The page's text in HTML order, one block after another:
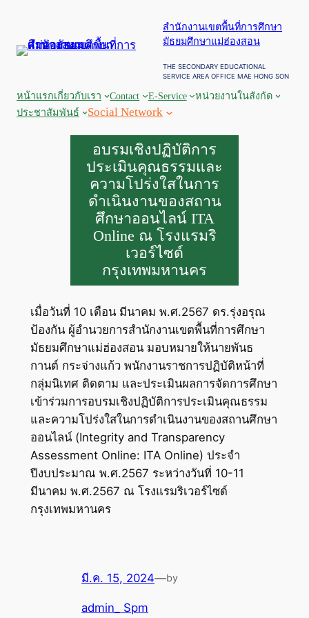
สำนักงานเขตพื้นที่การศึกษา
มัธยมศึกษาแม่ฮ่องสอน
THE SECONDARY EDUCATIONAL
SERVICE AREA OFFICE MAE HONG SON
หน้าแรกเกี่ยวกับเรา Contact E-Service
หน่วยงานในสังกัด
ประชาสัมพันธ์
Social Network
อบรมเชิงปฏิบัติการ
ประเมินคุณธรรมและ
ความโปร่งใสในการ
ดำเนินงานของสถาน
ศึกษาออนไลน์ ITA
Online ณ โรงแรมริ
เวอร์ไซด์
กรุงเทพมหานคร
เมื่อวันที่ 10 เดือน มีนาคม พ.ศ.2567 ดร.รุ่งอรุณ
ป้องกัน ผู้อำนวยการสำนักงานเขตพื้นที่การศึกษา
มัธยมศึกษาแม่ฮ่องสอน มอบหมายให้นายพันธ
กานต์ กระจ่างแก้ว พนักงานราชการปฏิบัติหน้าที่
กลุ่มนิเทศ ติดตาม และประเมินผลการจัดการศึกษา
เข้าร่วมการอบรมเชิงปฏิบัติการประเมินคุณธรรม
และความโปร่งใสในการดำเนินงานของสถานศึกษา
ออนไลน์ (Integrity and Transparency
Assessment Online: ITA Online) ประจำ
ปีงบประมาณ พ.ศ.2567 ระหว่างวันที่ 10-11
มีนาคม พ.ศ.2567 ณ โรงแรมริเวอร์ไซด์
กรุงเทพมหานคร
มี.ค. 15, 2024—by
admin_ Spm